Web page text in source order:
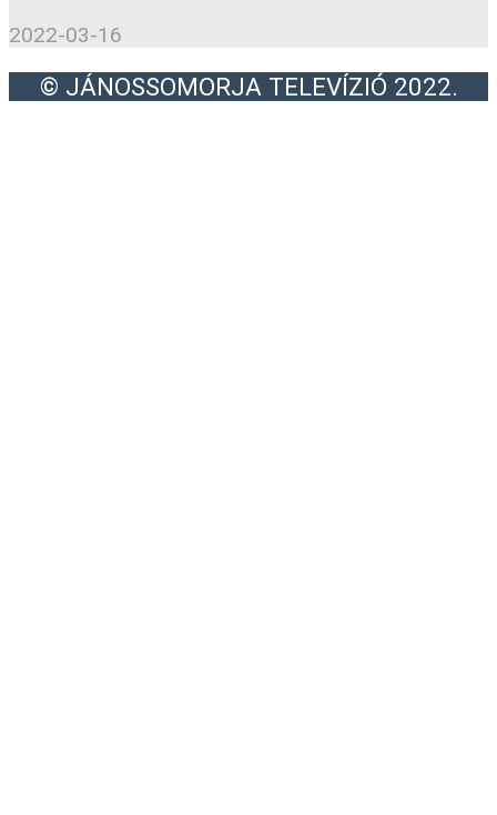
2022-03-16
© JÁNOSSOMORJA TELEVÍZIÓ 2022.